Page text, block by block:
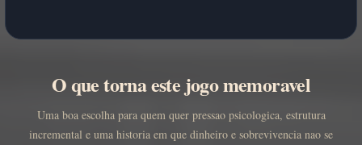
O que torna este jogo memoravel
Uma boa escolha para quem quer pressao psicologica, estrutura
incremental e uma historia em que dinheiro e sobrevivencia nao se